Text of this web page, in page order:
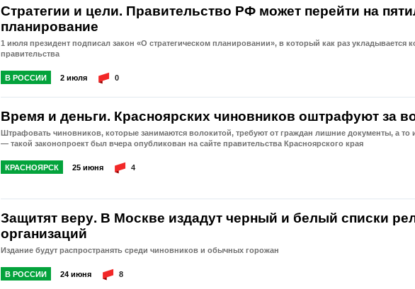
Стратегии и цели. Правительство РФ может перейти на
планирование
1 июля президент подписал закон «О стратегическом планировании», в который как раз укладывается
правительства
В РОССИИ 2 июля 0
Время и деньги. Красноярских чиновников оштрафуют за
Штрафовать чиновников, которые занимаются волокитой, требуют от граждан лишние документы, а то
— такой законопроект был вчера опубликован на сайте правительства Красноярского края
КРАСНОЯРСК 25 июня 4
Защитят веру. В Москве издадут черный и белый списки
организаций
Издание будут распространять среди чиновников и обычных горожан
В РОССИИ 24 июня 8